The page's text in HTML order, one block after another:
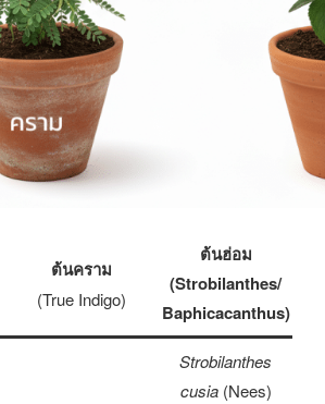
ต้นคราม
(True Indigo)
ต้นฮ่อม
(Strobilanthes/
Baphicacanthus)
Strobilanthes
cusia(Nees)